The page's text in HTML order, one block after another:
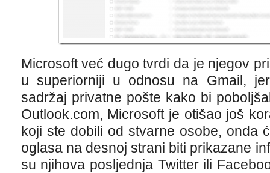
Microsoft već dugo tvrdi da je njegov
u superiorniji u odnosu na Gmail,
sadržaj privatne pošte kako bi
Outlook.com, Microsoft je otišao još
koji ste dobili od stvarne osobe, onda
oglasa na desnoj strani biti prikazane
su njihova posljednja Twitter ili